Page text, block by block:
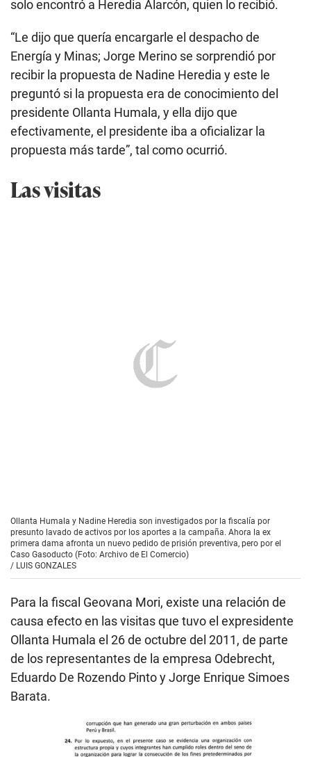
recibir la propuesta de Nadine Heredia y este le
presidente Ollanta Humala, y ella dijo que
efectivamente, el presidente iba a oficializar la
propuesta más tarde”, tal como ocurrió.
Las visitas
Ollanta Humala y Nadine Heredia son investigados por la fiscalía por
presunto lavado de activos por los aportes a la campaña. Ahora la ex
primera dama afronta un nuevo pedido de prisión preventiva, pero por el
Caso Gasoducto (Foto: Archivo de El Comercio)
Barata.